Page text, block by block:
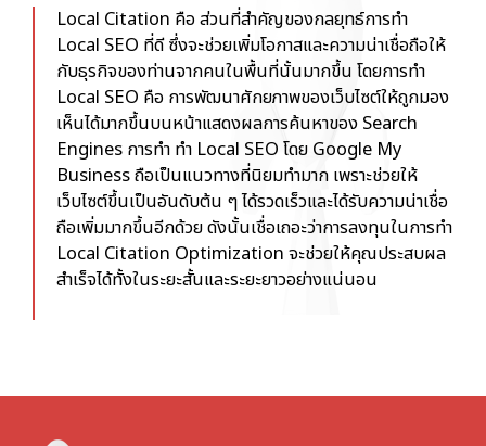
Local Citation คือส่วนที่สำคัญของกลยุทธ์การทำ
Local SEO ที่ดี ซึ่งจะช่วยเพิ่มโอกาสและความน่าเชื่อถือให้
กับธุรกิจของท่านจากคนในพื้นที่นั้นมากขึ้น โดยการทำ
Local SEO คือ การพัฒนาศักยภาพของเว็บไซต์ให้ถูกมอง
เห็นได้มากขึ้นบนหน้าแสดงผลการค้นหาของ Search
Engines การทำ ทำ Local SEO โดย Google My
Businessถือเป็นแนวทางที่นิยมทำมาก เพราะช่วยให้
เว็บไซต์ขึ้นเป็นอันดับต้น ๆ ได้รวดเร็วและได้รับความน่าเชื่อ
ถือเพิ่มมากขึ้นอีกด้วย ดังนั้นเชื่อเถอะว่าการลงทุนในการทำ
Local Citation Optimization จะช่วยให้คุณประสบผล
สำเร็จได้ทั้งในระยะสั้นและระยะยาวอย่างแน่นอน